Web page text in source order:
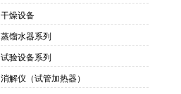
干燥设备
蒸馏水器系列
试验设备系列
消解仪（试管加热器）